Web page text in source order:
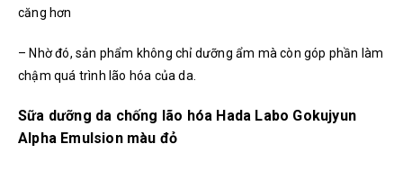
căng hơn
– Nhờ đó, sản phẩm không chỉ dưỡng ẩm mà còn góp phần làm
chậm quá trình lão hóa của da.
Sữa dưỡng da chống lão hóa Hada Labo Gokujyun
Alpha Emulsion màu đỏ